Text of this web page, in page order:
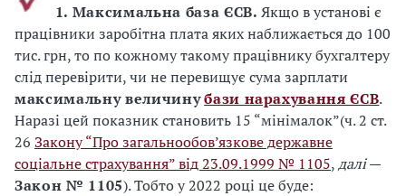
1. Максимальна база ЄСВ.Якщо в установі є
працівники заробітна плата яких наближається до 100
тис. грн, то по кожному такому працівнику бухгалтеру
слід перевірити, чи не перевищує сума зарплати
максимальну величинубази нарахування ЄСВ.
Наразі цей показник становить 15 “мінімалок”(ч. 2 ст.
26 Закону “Про загальнообов’язкове державне
соціальне страхування” від 23.09.1999 № 1105,далі—
Закон № 1105). Тобто у 2022 році це буде: